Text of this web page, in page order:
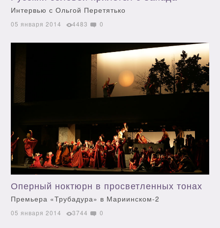
Интервью с Ольгой Перетятько
05 января 2014 4483 0
Оперный ноктюрн в просветленных тонах
Премьера «Трубадура» в Мариинском-2
05 января 2014 3744 0